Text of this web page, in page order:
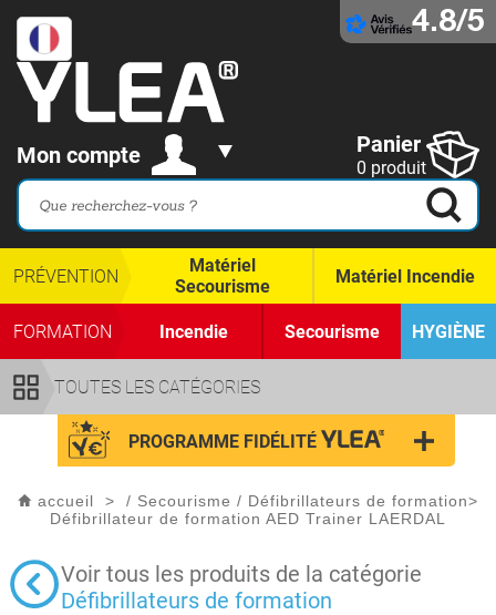
4.8/5
Mon compte Panier
0 produit
TOUTES LES CATÉGORIES
PRÉVENTION
Matériel
Secourisme
Matériel Incendie
FORMATION Incendie Secourisme HYGIÈNE
PROGRAMME FIDÉLITÉ
accueil > / Secourisme / Défibrillateurs de formation>
Défibrillateur de formation AED Trainer LAERDAL
Voir tous les produits de la catégorie
Défibrillateurs de formation